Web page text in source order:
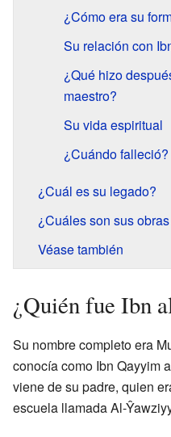
¿Cómo era su
Su relación con
¿Qué hizo
maestro?
Su vida espiritual
¿Cuándo falleció?
¿Cuál es su legado?
¿Cuáles son sus
Véase también
¿Quién fue Ibn
Su nombre completo era
conocía como Ibn Qayyim
viene de su padre, quien
escuela llamada Al-